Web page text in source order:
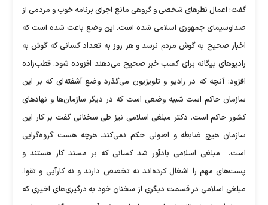
گفت: اعمال نظرهای شخصی و گروهی مانع اجرای برنامه خوب و مردمی از
صداوسیمای جمهوری اسلامی شده است. این وضع باعث شده است که
اخبار صحیح به گوش مردم نرسد و هر روز به تعداد کسانی که گوش به
رادیوهای بیگانه برای کسب خبر صحیح می‌دهند افزوده شود. قطب‌زاده
افزود: آنچه که در رادیو و تلویزیون می‌گذرد وضع آشفته‌ای که بر این
سازمان حاکم است شبیه وضعی است که در دیگر سازمان‌ها و نهادهای
کشور حاکم است. دکتر مبلغی اسلامی نیز طی سخنانی گفت بر کار این
سازمان هیچ ضابطه و اصولی حکم نمی‌کند. هرچه هست گروه‌گرایی
است. مبلغی اسلامی یادآور شد کسانی که بر مسند کار هستند و
پست‌های مهم را اشغال کرده‌اند نه تخصص دارند و نه کارآیی و تقوا.
مبلغی اسلامی در قسمت دیگری از سخنان خود به درگیری‌های اخیری که